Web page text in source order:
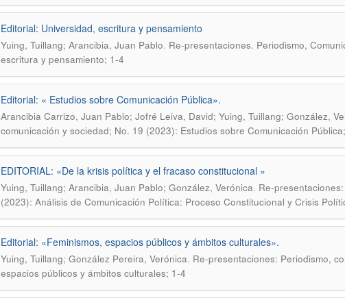
Editorial: Universidad, escritura y pensamiento
Yuing, Tuillang; Arancibia, Juan Pablo. Re-presentaciones. Periodismo,
escritura y pensamiento; 1-4
Editorial: « Estudios sobre Comunicación Pública».
Arancibia Carrizo, Juan Pablo; Jofré Leiva, David; Yuing, Tuillang; González,
comunicación y sociedad; No. 19 (2023): Estudios sobre Comunicación
EDITORIAL: «De la krisis política y el fracaso constitucional »
Yuing, Tuillang; Arancibia, Juan Pablo; González, Verónica. Re-
(2023): Análisis de Comunicación Política: Proceso Constitucional y Crisis
Editorial: «Feminismos, espacios públicos y ámbitos culturales».
Yuing, Tuillang; González Pereira, Verónica. Re-presentaciones: Periodismo,
espacios públicos y ámbitos culturales; 1-4